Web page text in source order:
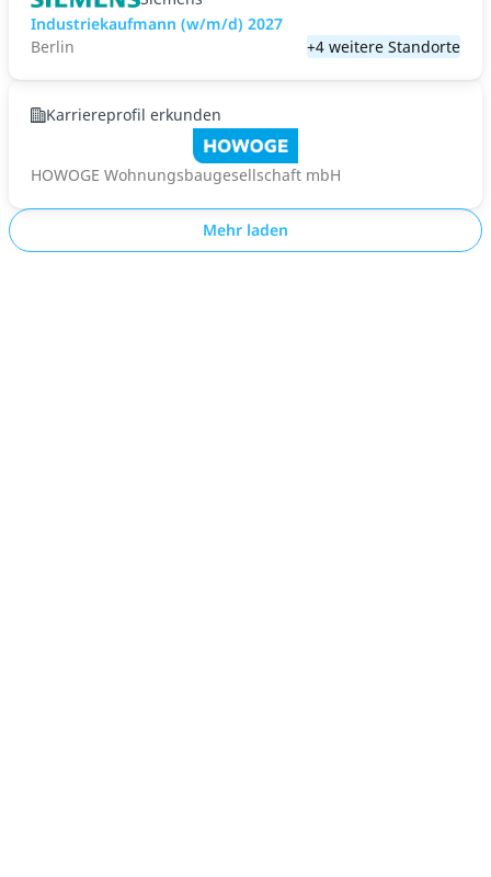
Industriekaufmann (w/m/d) 2027
Berlin
+4 weitere Standorte
Karriereprofil erkunden
HOWOGE Wohnungsbaugesellschaft mbH
Mehr laden